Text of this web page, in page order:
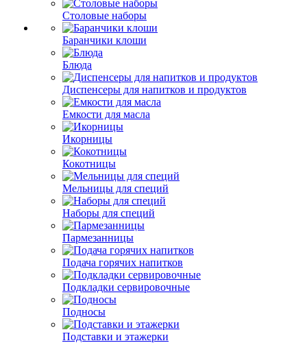
Столовые наборы
Баранчики клоши
Блюда
Диспенсеры для напитков и продуктов
Емкости для масла
Икорницы
Кокотницы
Мельницы для специй
Наборы для специй
Пармезанницы
Подача горячих напитков
Подкладки сервировочные
Подносы
Подставки и этажерки